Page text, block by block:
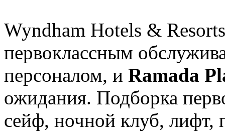
Wyndham Hotels &
первоклассным
персоналом, и Ramada
ожидания. Подборка
сейф, ночной клуб, лифт,